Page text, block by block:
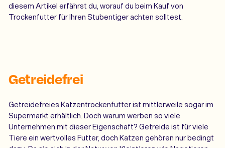
diesem Artikel erfährst du, worauf du beim Kauf von
Trockenfutter für Ihren Stubentiger achten solltest.
Getreidefrei
Getreidefreies Katzentrockenfutter ist mittlerweile sogar im
Supermarkt erhältlich. Doch warum werben so viele
Unternehmen mit dieser Eigenschaft? Getreide ist für viele
Tiere ein wertvolles Futter, doch Katzen gehören nur bedingt